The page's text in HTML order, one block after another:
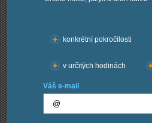
konkrétní pokročilosti
v určitých hodinách
Váš e-mail